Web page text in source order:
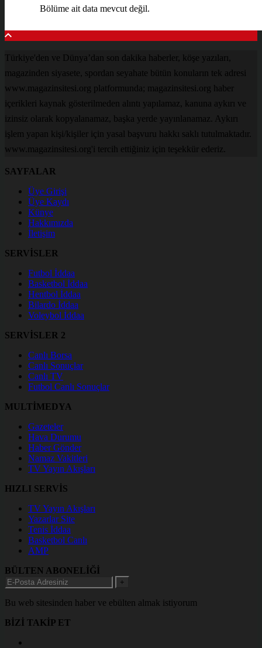
Bölüme ait data mevcut değil.
Türkiye'den ve Dünya’dan son dakika haberler, köşe yazıları,
magazinden siyasete, spordan seyahate bütün konuların tek adresi
www.magazinsitesi.org platformunda; magazinsitesi.org haber
içerikleri kaynak gösterilmeden alıntı yapılamaz, kanuna aykırı ve
izinsiz olarak kopyalanamaz, başka yerde yayınlanamaz. Aykırı
işlem yapan kişi/kişiler için yasal başvuru hakkı saklı tutulmaktadır.
www.magazinsitesi.org'i tercih ettiğiniz için teşekkür ederiz.
SAYFALAR
Üye Girişi
Üye Kaydı
Künye
Hakkımızda
İletişim
SERVİSLER
Futbol İddaa
Basketbol İddaa
Hentbol İddaa
Bilardo İddaa
Voleybol İddaa
SERVİSLER 2
Canlı Borsa
Canlı Sonuçlar
Canlı TV
Futbol Canlı Sonuçlar
MULTİMEDYA
Gazeteler
Hava Durumu
Haber Gönder
Namaz Vakitleri
TV Yayın Akışları
HIZLI SERVİS
TV Yayın Akışları
Yazarlar Site
Tenis İddaa
Basketbol Canlı
AMP
BÜLTEN ABONELİĞİ
+
Bu web sitesinden haber ve ebülten almak istiyorum
BİZİ TAKİP ET